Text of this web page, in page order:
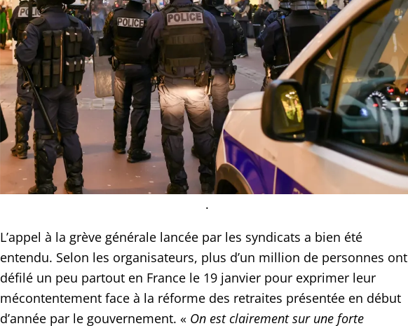
.
L’appel à la grève générale lancée par les syndicats a bien été
entendu. Selon les organisateurs, plus d’un million de personnes ont
défilé un peu partout en France le 19 janvier pour exprimer leur
mécontentement face à la réforme des retraites présentée en début
d’année par le gouvernement. « On est clairement sur une forte